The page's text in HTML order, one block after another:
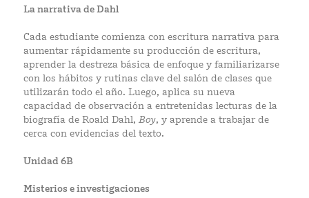
La narrativa de Dahl
Cada estudiante comienza con escritura narrativa para
aumentar rápidamente su producción de escritura,
aprender la destreza básica de enfoque y familiarizarse
con los hábitos y rutinas clave del salón de clases que
utilizarán todo el año. Luego, aplica su nueva
capacidad de observación a entretenidas lecturas de la
biografía de Roald Dahl, Boy, y aprende a trabajar de
cerca con evidencias del texto.
Unidad 6B
Misterios e investigaciones